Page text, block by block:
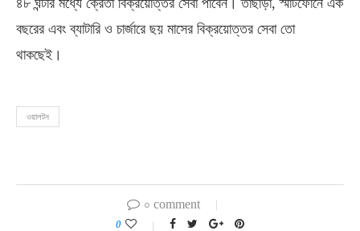
৪৮ ঘন্টার মধ্যে ক্রেতা বিক্রয়োত্তর সেবা পাবেন। তাছাড়া, স্মার্টফোনে এক
বছরের এবং ব্যাটারি ও চার্জারে ছয় মাসের বিক্রয়োত্তর সেবা তো
থাকছেই।
ওয়ালটন
০ comment
0